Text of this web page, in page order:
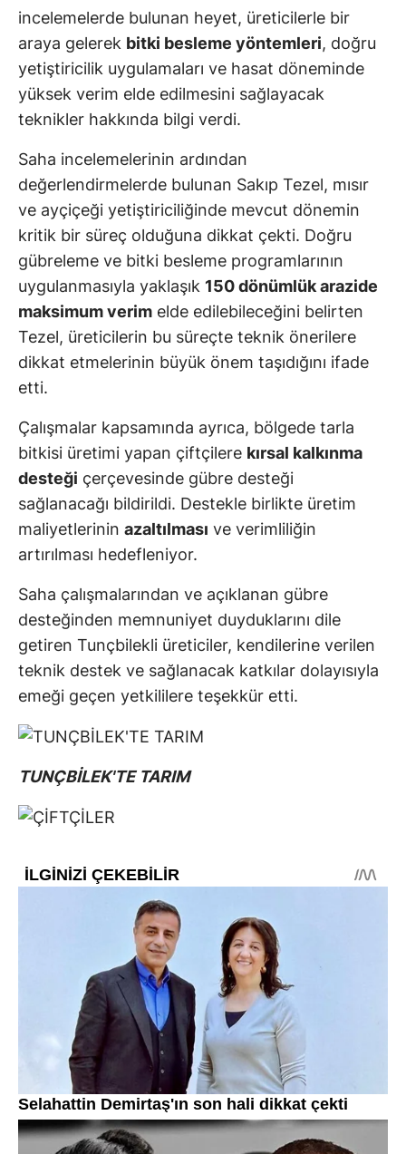
incelemelerde bulunan heyet, üreticilerle bir
araya gelerek bitki besleme yöntemleri, doğru
yetiştiricilik uygulamaları ve hasat döneminde
yüksek verim elde edilmesini sağlayacak
teknikler hakkında bilgi verdi.
Saha incelemelerinin ardından
değerlendirmelerde bulunan Sakıp Tezel, mısır
ve ayçiçeği yetiştiriciliğinde mevcut dönemin
kritik bir süreç olduğuna dikkat çekti. Doğru
gübreleme ve bitki besleme programlarının
uygulanmasıyla yaklaşık 150 dönümlük arazide
maksimum verim elde edilebileceğini belirten
Tezel, üreticilerin bu süreçte teknik önerilere
dikkat etmelerinin büyük önem taşıdığını ifade
etti.
Çalışmalar kapsamında ayrıca, bölgede tarla
bitkisi üretimi yapan çiftçilere kırsal kalkınma
desteği çerçevesinde gübre desteği
sağlanacağı bildirildi. Destekle birlikte üretim
maliyetlerinin azaltılması ve verimliliğin
artırılması hedefleniyor.
Saha çalışmalarından ve açıklanan gübre
desteğinden memnuniyet duyduklarını dile
getiren Tunçbilekli üreticiler, kendilerine verilen
teknik destek ve sağlanacak katkılar dolayısıyla
emeği geçen yetkililere teşekkür etti.
TUNÇBİLEK'TE TARIM